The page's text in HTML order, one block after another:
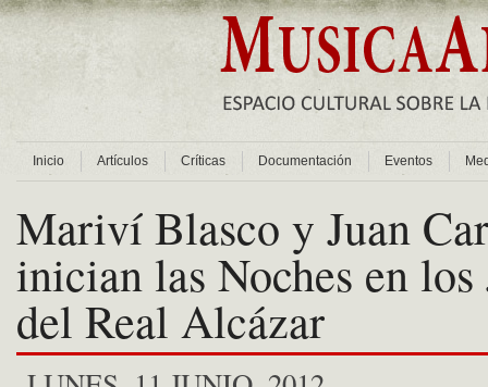
Inicio Artículos Críticas Documentación Eventos
Mariví Blasco y Juan
inician las Noches en los
del Real Alcázar